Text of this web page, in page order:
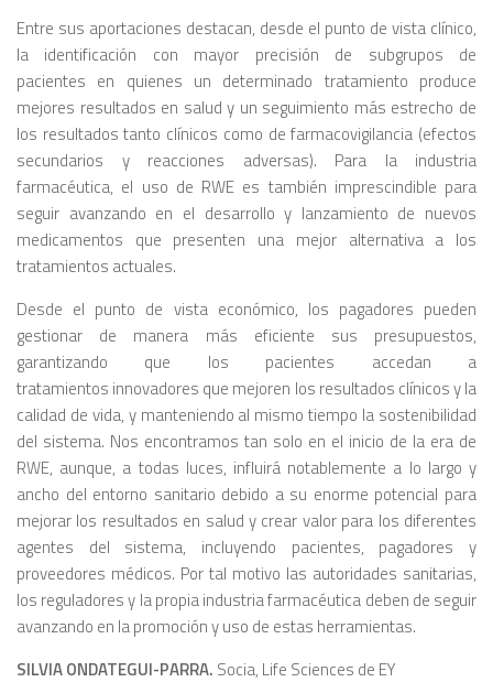
Entre sus aportaciones destacan, desde el punto de vista clínico,
la identificación con mayor precisión de subgrupos de
pacientes en quienes un determinado tratamiento produce
mejores resultados en salud y un seguimiento más estrecho de
los resultados tanto clínicos como de farmacovigilancia (efectos
secundarios y reacciones adversas). Para la industria
farmacéutica, el uso de RWE es también imprescindible para
seguir avanzando en el desarrollo y lanzamiento de nuevos
medicamentos que presenten una mejor alternativa a los
tratamientos actuales.
Desde el punto de vista económico, los pagadores pueden
gestionar de manera más eficiente sus presupuestos,
garantizando que los pacientes accedan a
tratamientos innovadores que mejoren los resultados clínicos y la
calidad de vida, y manteniendo al mismo tiempo la sostenibilidad
del sistema. Nos encontramos tan solo en el inicio de la era de
RWE, aunque, a todas luces, influirá notablemente a lo largo y
ancho del entorno sanitario debido a su enorme potencial para
mejorar los resultados en salud y crear valor para los diferentes
agentes del sistema, incluyendo pacientes, pagadores y
proveedores médicos. Por tal motivo las autoridades sanitarias,
los reguladores y la propia industria farmacéutica deben de seguir
avanzando en la promoción y uso de estas herramientas.
SILVIA ONDATEGUI-PARRA. Socia, Life Sciences de EY